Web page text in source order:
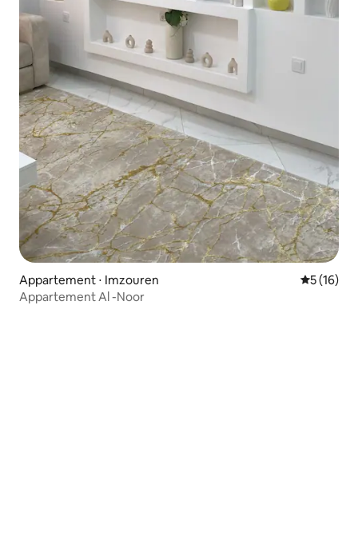
Appartement ⋅ Imzouren
5 (16)
Appartement Al -Noor